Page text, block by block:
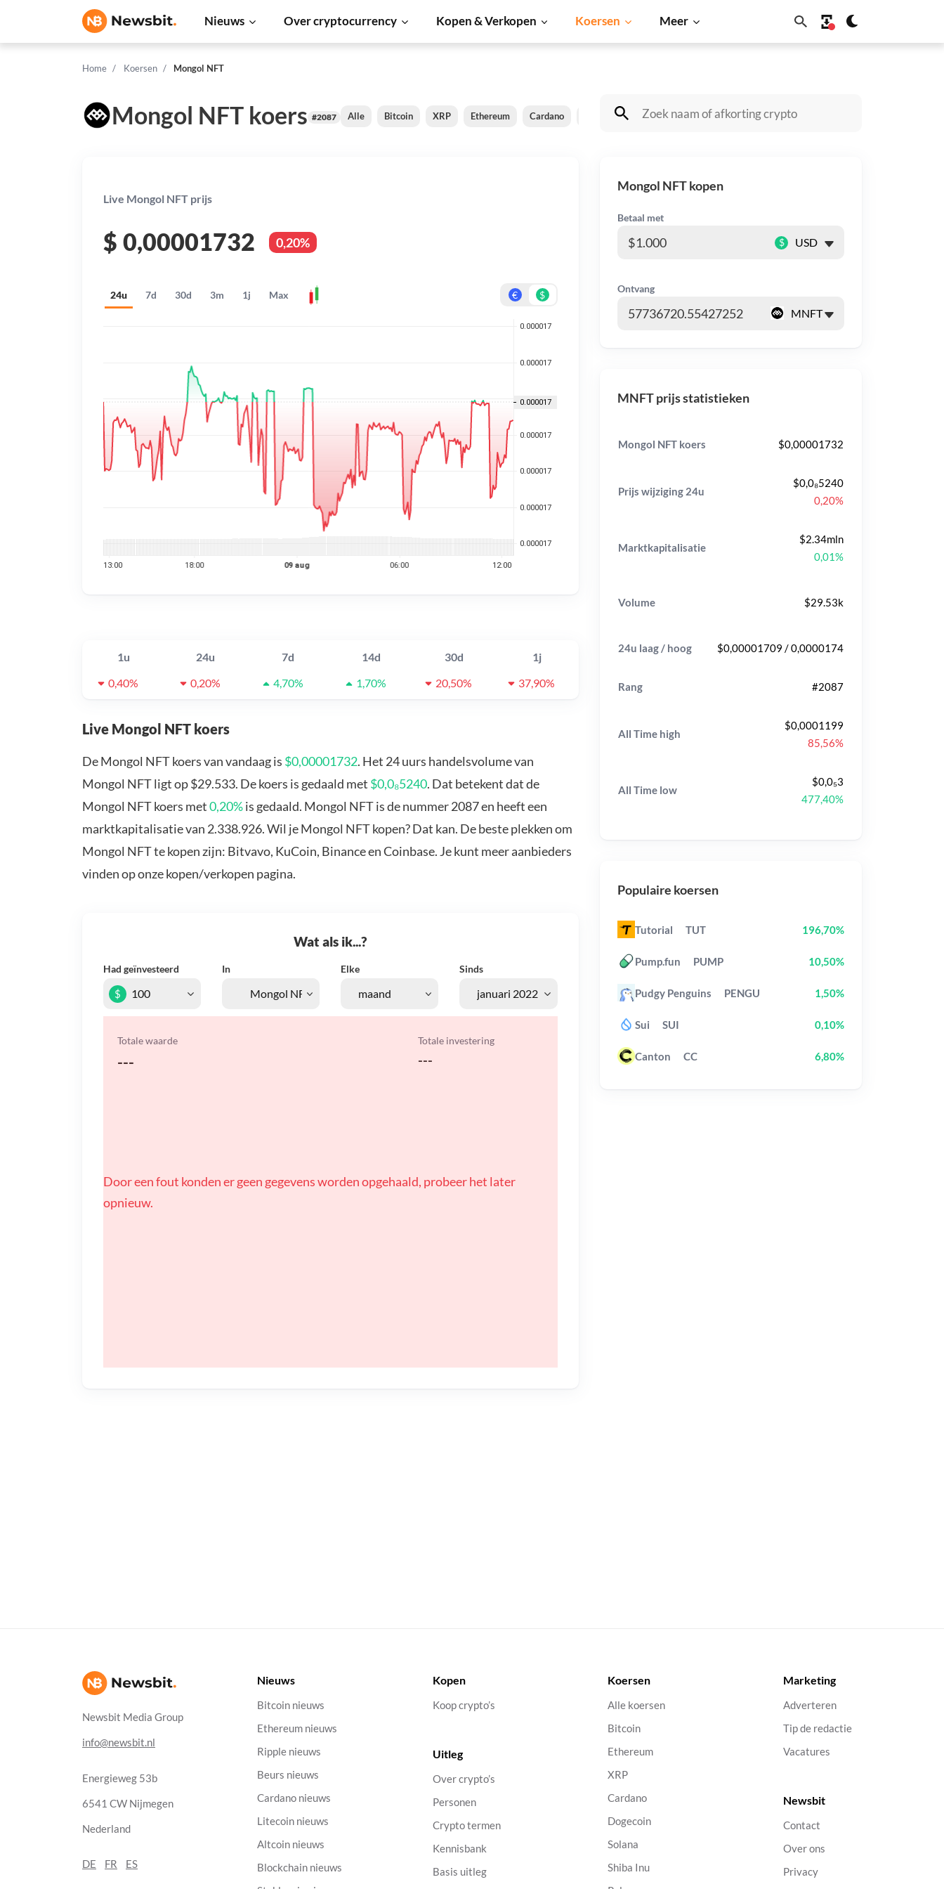
Nieuws Over cryptocurrency Kopen & Verkopen Koersen Meer
Home Koersen Mongol NFT
Mongol NFT koers #2087 Alle Bitcoin XRP Ethereum Cardano Shiba Inu Dogecoin Solana BNB
Live Mongol NFT prijs
$ 0,00001732 0,20%
24u 7d 30d 3m 1j Max € $
1u 24u 7d 14d 30d
1j
0,40%
0,20% 4,70% 1,70% 20,50% 37,90%
Live Mongol NFT koers
De Mongol NFT koers van vandaag is $0,00001732. Het 24 uurs handelsvolume van
Mongol NFT ligt op $29.533. De koers is gedaald met $0,0₈5240. Dat betekent dat de
Mongol NFT koers met0,20%is gedaald. Mongol NFT is de nummer 2087 en heeft een
marktkapitalisatie van 2.338.926. Wil je Mongol NFT kopen? Dat kan. De beste plekken om
Mongol NFT te kopen zijn: Bitvavo, KuCoin, Binance en Coinbase. Je kunt meer aanbieders
vinden op onze kopen/verkopen pagina.
Wat als ik...?
Had geïnvesteerd In Elke Sinds
$
Totale waarde
---
Totale investering
---
Door een fout konden er geen gegevens worden opgehaald, probeer het later
opnieuw.
Mongol NFT kopen
Betaal met
$
Ontvang
MNFT prijs statistieken
Mongol NFT koers $0,00001732
Prijs wijziging 24u
$0,0₈5240
0,20%
Marktkapitalisatie
$2.34mln
0,01%
Volume $29.53k
24u laag / hoog $0,00001709 / 0,0000174
Rang #2087
All Time high
$0,0001199
85,56%
All Time low
$0,0₅3
477,40%
Populaire koersen
Tutorial TUT 196,70%
Pump.fun PUMP 10,50%
Pudgy Penguins PENGU 1,50%
Sui SUI 0,10%
Canton CC 6,80%
Newsbit Media Group
info@newsbit.nl
Energieweg 53b
6541 CW Nijmegen
Nederland
DE FR ES
Nieuws
Bitcoin nieuws
Ethereum nieuws
Ripple nieuws
Beurs nieuws
Cardano nieuws
Litecoin nieuws
Altcoin nieuws
Blockchain nieuws
Kopen
Koop crypto’s
Uitleg
Over crypto’s
Personen
Crypto termen
Kennisbank
Basis uitleg
Koersen
Alle koersen
Bitcoin
Ethereum
XRP
Cardano
Dogecoin
Solana
Shiba Inu
Marketing
Adverteren
Tip de redactie
Vacatures
Newsbit
Contact
Over ons
Privacy